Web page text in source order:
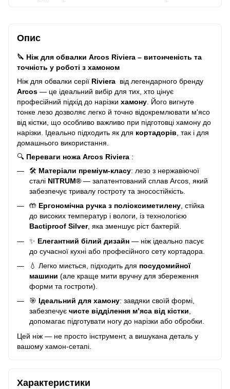
Опис
🔪 Ніж для обвалки Arcos Riviera – витонченість та
точність у роботі з хамоном
Ніж для обвалки серії Riviera від легендарного бренду
Arcos — це ідеальний вибір для тих, хто цінує
професійний підхід до нарізки хамону . Його вигнуте
тонке лезо дозволяє легко й точно відокремлювати м'ясо
від кістки, що особливо важливо при підготовці хамону до
нарізки. Ідеально підходить як для кортадорів , так і для
домашнього використання.
🔍 Переваги ножа Arcos Riviera :
🛠️ Матеріали преміум-класу: лезо з нержавіючої
сталі NITRUM® — запатентований сплав Arcos, який
забезпечує тривалу гостроту та зносостійкість.
🤲 Ергономічна ручка з поліоксиметилену , стійка
до високих температур і вологи, із технологією
Bactiproof Silver, яка зменшує ріст бактерій.
✨ Елегантний білий дизайн — ніж ідеально пасує
до сучасної кухні або професійного сету кортадора.
💧 Легко миється, підходить для посудомийної
машини (але краще мити вручну для збереження
форми та гостроти).
🎯 Ідеальний для хамону: завдяки своїй формі,
забезпечує чисте відділення м’яса від кістки,
допомагає підготувати ногу до нарізки або обробки.
Цей ніж — не просто інструмент, а вишукана деталь у
вашому хамон-сетапі.
Характеристики